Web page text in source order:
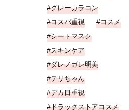
グレーカラコン
コスパ重視
コスメ
シートマスク
スキンケア
ダレノガレ明美
テリちゃん
デカ目重視
ドラックストアコスメ